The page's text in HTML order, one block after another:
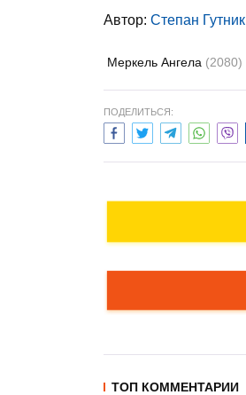
Автор: Степан Гутник
Меркель Ангела (2080)
ПОДЕЛИТЬСЯ:
ТОП КОММЕНТАРИИ